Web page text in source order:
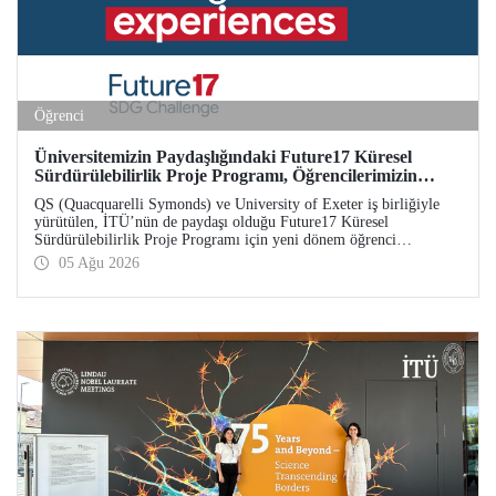
Öğrenci
Üniversitemizin Paydaşlığındaki Future17 Küresel
Sürdürülebilirlik Proje Programı, Öğrencilerimizin
Başvurularını Bekliyor
QS (Quacquarelli Symonds) ve University of Exeter iş birliğiyle
yürütülen, İTÜ’nün de paydaşı olduğu Future17 Küresel
Sürdürülebilirlik Proje Programı için yeni dönem öğrenci
başvuruları açıldı. Başvurular için son gün 31 Ağustos!
05 Ağu 2026